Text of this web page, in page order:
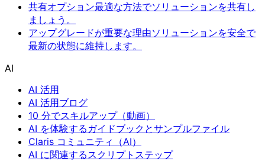
共有オプション最適な方法でソリューションを共有し
ましょう。
アップグレードが重要な理由ソリューションを安全で
最新の状態に維持します。
AI
AI 活用
AI 活用ブログ
10 分でスキルアップ（動画）
AI を体験するガイドブックとサンプルファイル
Claris コミュニティ（AI）
AI に関連するスクリプトステップ